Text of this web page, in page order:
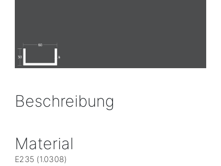
Beschreibung
Material
E235 (1.0308)